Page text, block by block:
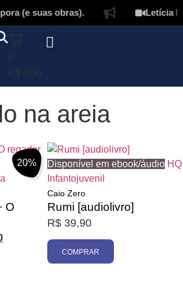
(e suas obras). Letícia
0
R$ 0,00
na areia
20%
O
Disponível em ebook/áudio HQ
Infantojuvenil
Caio Zero
Rumi [audiolivro]
R$ 39,90
COMPRAR